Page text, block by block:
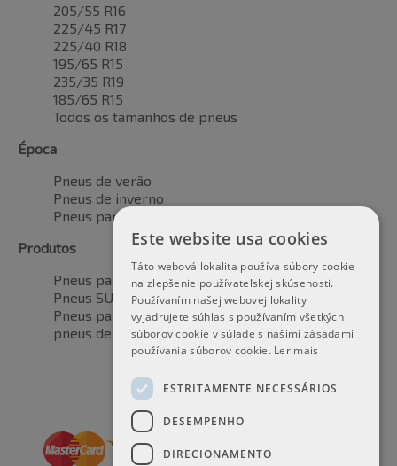
205/55 R16
225/45 R17
225/40 R18
195/65 R15
235/35 R19
185/65 R15
Todos os tamanhos de pneus
Época
Pneus de verão
Pneus de inverno
Pneus para todas as estações
Produtos
Pneus para automóveis
Pneus SUV / 4x4
Pneus para veículos de transporte
pneus de motocicleta
Este website usa cookies
Táto webová lokalita používa súbory cookie
na zlepšenie používateľskej skúsenosti.
Používaním našej webovej lokality
vyjadrujete súhlas s používaním všetkých
súborov cookie v súlade s našimi zásadami
používania súborov cookie. Ler mais
ESTRITAMENTE NECESSÁRIOS
DESEMPENHO
DIRECIONAMENTO